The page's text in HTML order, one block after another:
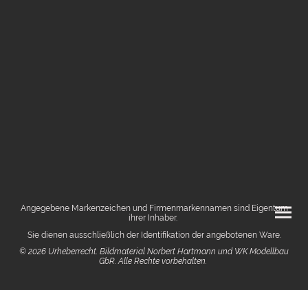
Angegebene Markenzeichen und Firmenmarkennamen sind Eigentum
ihrer Inhaber.
Sie dienen ausschließlich der Identifikation der angebotenen Ware.
© 2026 Urheberrecht. Bildmaterial Norbert Hartmann und WK Modellbau
GbR. Alle Rechte vorbehalten.